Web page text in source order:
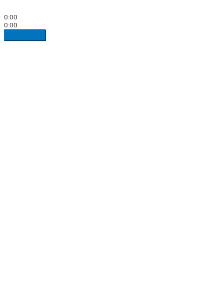
0:00
0:00